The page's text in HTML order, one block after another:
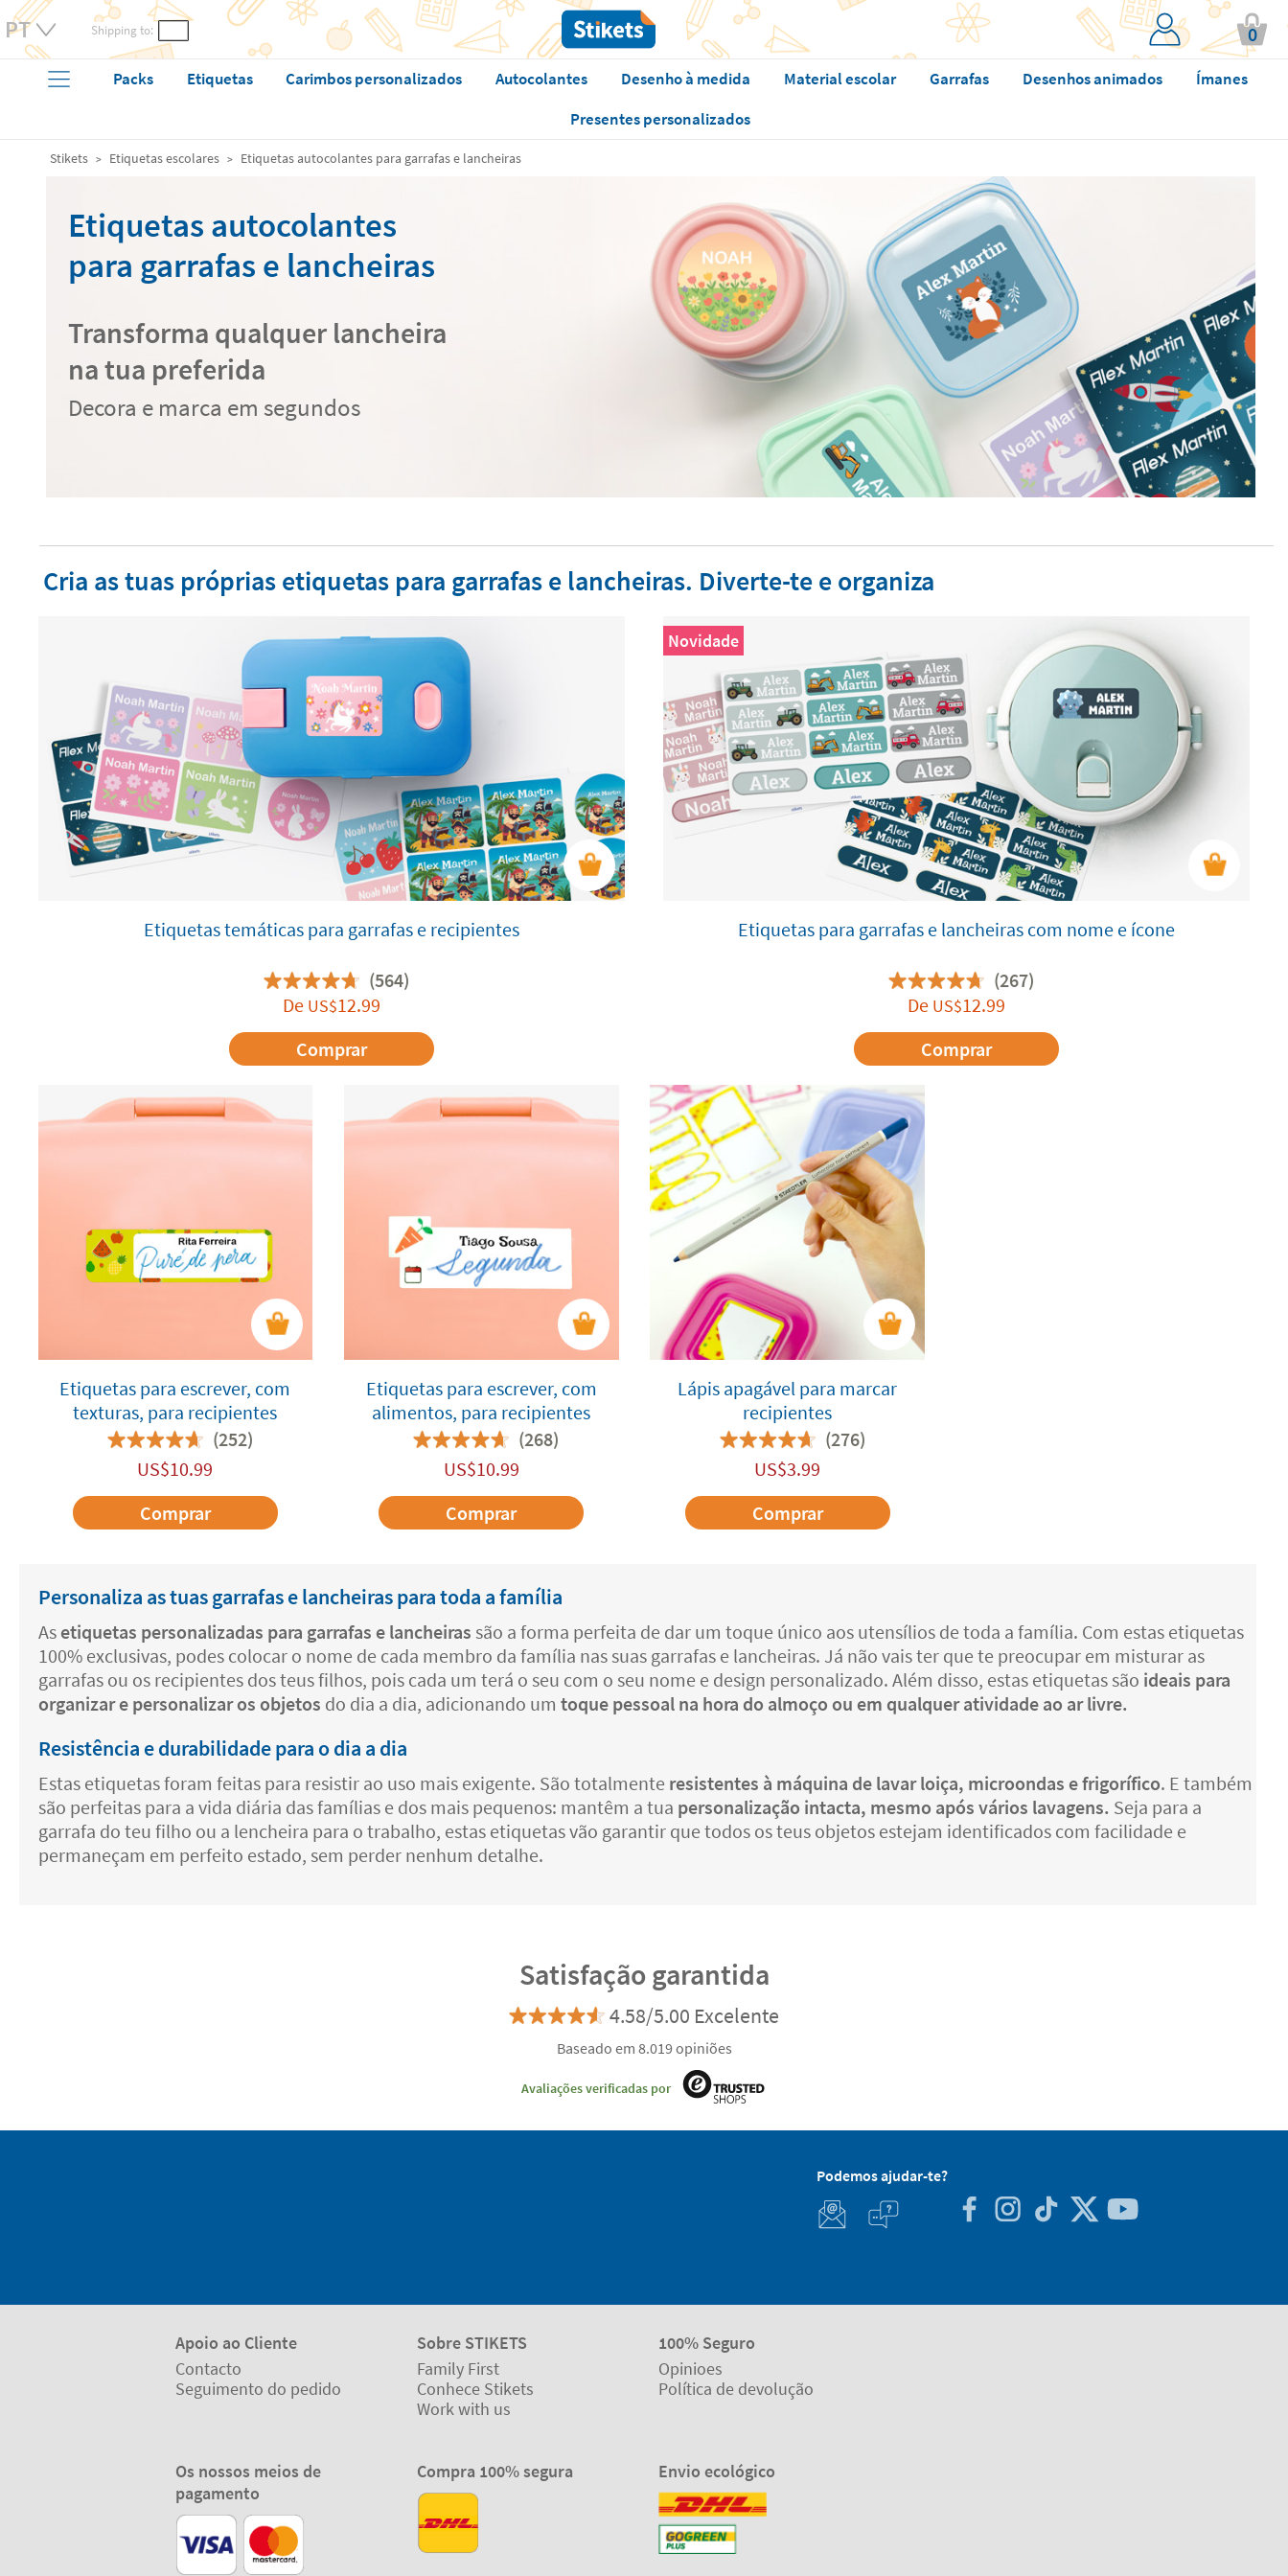
Shipping to: 0
Packs Etiquetas Carimbos personalizados Autocolantes Desenho à medida Material escolar Garrafas Desenhos animados
Ímanes
Presentes personalizados
Stikets Etiquetas escolares Etiquetas autocolantes para garrafas e lancheiras
Etiquetas autocolantes
para garrafas e lancheiras
Transforma qualquer lancheira
na tua preferida
Decora e marca em segundos
Cria as tuas próprias etiquetas para garrafas e lancheiras. Diverte-te e organiza
Etiquetas temáticas para garrafas e recipientes
(564)
De US$12.99
Comprar
Novidade
Etiquetas para garrafas e lancheiras com nome e ícone
(267)
De US$12.99
Comprar
Etiquetas para escrever, com
texturas, para recipientes
(252)
US$10.99
Comprar
Etiquetas para escrever, com
alimentos, para recipientes
(268)
US$10.99
Comprar
Lápis apagável para marcar
recipientes
(276)
US$3.99
Comprar
Personaliza as tuas garrafas e lancheiras para toda a família
As etiquetas personalizadas para garrafas e lancheiras são a forma perfeita de dar um toque único aos utensílios de toda a família. Com estas etiquetas
100% exclusivas, podes colocar o nome de cada membro da família nas suas garrafas e lancheiras. Já não vais ter que te preocupar em misturar as
garrafas ou os recipientes dos teus filhos, pois cada um terá o seu com o seu nome e design personalizado. Além disso, estas etiquetas são ideais para
organizar e personalizar os objetos do dia a dia, adicionando um toque pessoal na hora do almoço ou em qualquer atividade ao ar livre.
Resistência e durabilidade para o dia a dia
Estas etiquetas foram feitas para resistir ao uso mais exigente. São totalmente resistentes à máquina de lavar loiça, microondas e frigorífico. E também
são perfeitas para a vida diária das famílias e dos mais pequenos: mantêm a tua personalização intacta, mesmo após vários lavagens. Seja para a
garrafa do teu filho ou a lencheira para o trabalho, estas etiquetas vão garantir que todos os teus objetos estejam identificados com facilidade e
permaneçam em perfeito estado, sem perder nenhum detalhe.
Satisfação garantida
4.58/5.00 Excelente
Baseado em 8.019 opiniões
Avaliações verificadas por
Podemos ajudar-te?
Apoio ao Cliente
Contacto
Seguimento do pedido
Sobre STIKETS
Family First
Conhece Stikets
Work with us
100% Seguro
Opinioes
Política de devolução
Os nossos meios de
pagamento
Compra 100% segura Envio ecológico